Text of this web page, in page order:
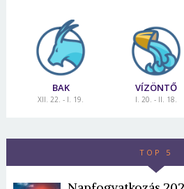
BAK
XII. 22. - I. 19.
VÍZÖNTŐ
I. 20. - II. 18.
TOP 5